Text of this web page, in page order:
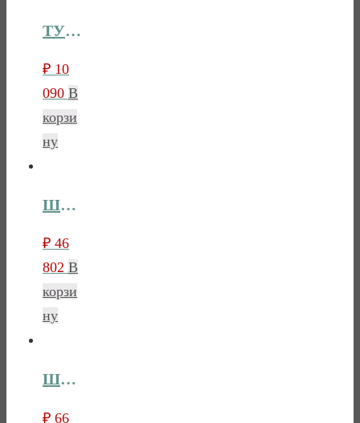
ТУМБА ПРИКРОВАТНАЯ ГМ 8073
₽ 10
090 В
корзи
ну
ШКАФ ДЛЯ ПЛАТЬЯ И БЕЛЬЯ ГМ 8071
₽ 46
802 В
корзи
ну
ШКАФ ДЛЯ ПЛАТЬЯ И БЕЛЬЯ ГМ 8076
₽ 66